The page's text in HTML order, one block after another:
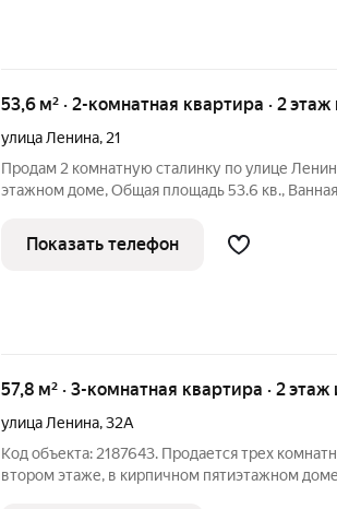
53,6 м² · 2-комнатная квартира · 2 этаж
улица Ленина, 21
Продам 2 комнатную сталинку по улице Ленина, 2 этаж в
этажном доме, Общая площадь 53.6 кв., Ванная и сан.узел
Показать телефон
57,8 м² · 3-комнатная квартира · 2 этаж
улица Ленина,32А
Код объекта: 2187643. Продается трех
втором этаже, в кирпичном пятиэтажном